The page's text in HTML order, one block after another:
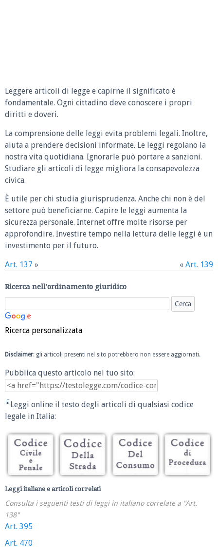
Leggere articoli di legge e capirne il significato è
fondamentale. Ogni cittadino deve conoscere i propri
diritti e doveri.
La comprensione delle leggi evita problemi legali. Inoltre,
aiuta a prendere decisioni informate. Le leggi regolano la
nostra vita quotidiana. Ignorarle può portare a sanzioni.
Studiare gli articoli di legge migliora la consapevolezza
civica.
È utile per chi studia giurisprudenza. Anche chi non è del
settore può beneficiarne. Capire le leggi aumenta la
sicurezza personale. Internet offre molte risorse per
approfondire. Investire tempo nella lettura delle leggi è un
investimento per il futuro.
Art. 137 » « Art. 139
Ricerca nell'ordinamento giuridico
Ricerca personalizzata
Disclaimer: gli articoli presenti nel sito potrebbero non essere aggiornati.
Pubblica questo articolo nel tuo sito:
Leggi online il testo degli articoli di qualsiasi codice
legale in Italia:
Leggi italiane e articoli correlati
Consulta i seguenti testi di leggi in italiano correlate a "Art.
138"
Art. 395
Art. 470